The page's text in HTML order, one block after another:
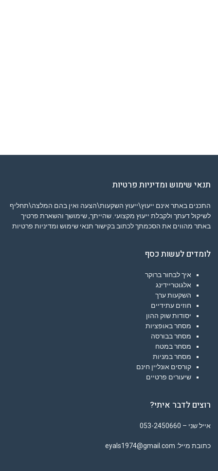
תנאי שימוש ומדיניות פרטיות
התכנים באתר אינם ייעוץ\ייעוץ השקעות\הצעה ואין בהם המלצה\תחליף
לשיקול דעתך ולקבלת ייעוץ מקצועי. שהייתך, שימושך והשארת פרטיך
באתר מהווים את הסכמתך לכתוב בקישור תנאי שימוש ומדיניות פרטיות
לומדים לעשות כסף
איך לבחור ברוקר
אלגוטריידינג
השקעות ערך
חוזים עתידיים
יסודות שוק ההון
מסחר באופציות
מסחר בבורסה
מסחר במטח
מסחר במניות
קורסים אונליין חינם
שיעורים פרטיים
רוצים לדבר איתי?
אייל שני – 053-2450660
כתובת מייל: eyals1974@gmail.com